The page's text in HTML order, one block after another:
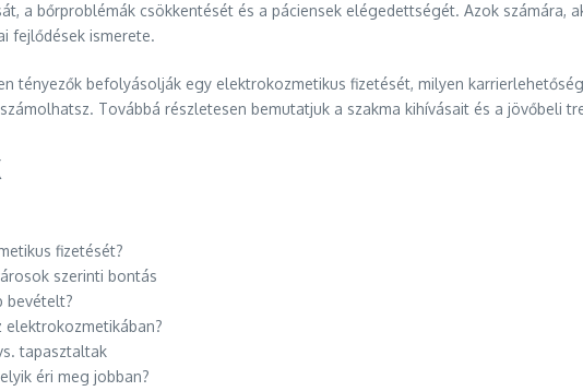
a bőrproblémák csökkentését és a páciensek elégedettségét. Azok számára,
fejlődések ismerete.
tényezők befolyásolják egy elektrokozmetikus fizetését, milyen
Továbbá részletesen bemutatjuk a szakma kihívásait és a jövőbeli
fizetését?
szerinti bontás
bevételt?
tapasztaltak
éri meg jobban?